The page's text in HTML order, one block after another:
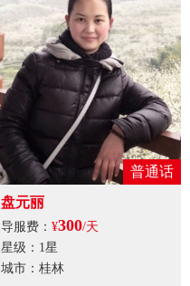
普通话
盘元丽
导服费： ¥300/天
星级：1星
城市：桂林